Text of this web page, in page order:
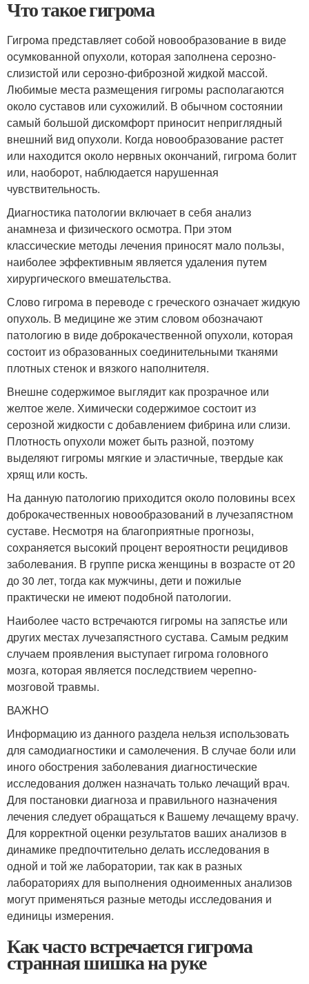
Что такое гигрома
Гигрома представляет собой новообразование в виде
осумкованной опухоли, которая заполнена серозно-
слизистой или серозно-фиброзной жидкой массой.
Любимые места размещения гигромы располагаются
около суставов или сухожилий. В обычном состоянии
самый большой дискомфорт приносит неприглядный
внешний вид опухоли. Когда новообразование растет
или находится около нервных окончаний, гигрома болит
или, наоборот, наблюдается нарушенная
чувствительность.
Диагностика патологии включает в себя анализ
анамнеза и физического осмотра. При этом
классические методы лечения приносят мало пользы,
наиболее эффективным является удаления путем
хирургического вмешательства.
Слово гигрома в переводе с греческого означает жидкую
опухоль. В медицине же этим словом обозначают
патологию в виде доброкачественной опухоли, которая
состоит из образованных соединительными тканями
плотных стенок и вязкого наполнителя.
Внешне содержимое выглядит как прозрачное или
желтое желе. Химически содержимое состоит из
серозной жидкости с добавлением фибрина или слизи.
Плотность опухоли может быть разной, поэтому
выделяют гигромы мягкие и эластичные, твердые как
хрящ или кость.
На данную патологию приходится около половины всех
доброкачественных новообразований в лучезапястном
суставе. Несмотря на благоприятные прогнозы,
сохраняется высокий процент вероятности рецидивов
заболевания. В группе риска женщины в возрасте от 20
до 30 лет, тогда как мужчины, дети и пожилые
практически не имеют подобной патологии.
Наиболее часто встречаются гигромы на запястье или
других местах лучезапястного сустава. Самым редким
случаем проявления выступает гигрома головного
мозга, которая является последствием черепно-
мозговой травмы.
ВАЖНО
Информацию из данного раздела нельзя использовать
для самодиагностики и самолечения. В случае боли или
иного обострения заболевания диагностические
исследования должен назначать только лечащий врач.
Для постановки диагноза и правильного назначения
лечения следует обращаться к Вашему лечащему врачу.
Для корректной оценки результатов ваших анализов в
динамике предпочтительно делать исследования в
одной и той же лаборатории, так как в разных
лабораториях для выполнения одноименных анализов
могут применяться разные методы исследования и
единицы измерения.
Как часто встречается гигрома
странная шишка на руке